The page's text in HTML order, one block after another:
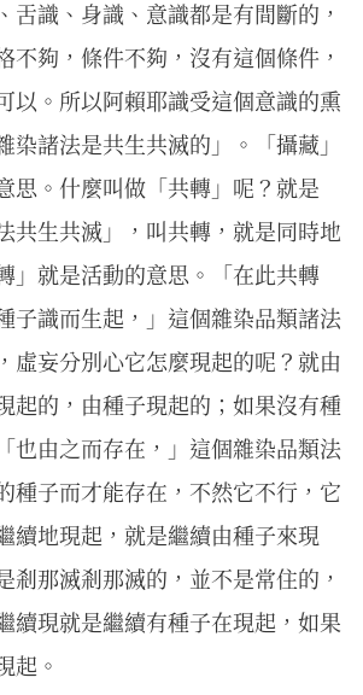
舌識、身識、意識都是有間斷的，
不夠，條件不夠，沒有這個條件，
以。所以阿賴耶識受這個意識的熏
染諸法是共生共滅的」。「攝藏」
思。什麼叫做「共轉」呢？就是
共生共滅」，叫共轉，就是同時地
」就是活動的意思。「在此共轉
子識而生起，」這個雜染品類諸法
虛妄分別心它怎麼現起的呢？就由
起的，由種子現起的；如果沒有種
也由之而存在，」這個雜染品類法
種子而才能存在，不然它不行，它
續地現起，就是繼續由種子來現
剎那滅剎那滅的，並不是常住的，
續現就是繼續有種子在現起，如果
起。